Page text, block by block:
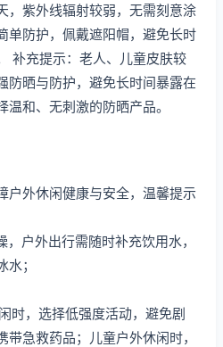
，紫外线辐射较弱，无需刻意涂
单防护，佩戴遮阳帽，避免长时
补充提示：老人、儿童皮肤较
防晒与防护，避免长时间暴露在
和、无刺激的防晒产品。
户外休闲健康与安全，温馨提示
户外出行需随时补充饮用水，
；
时，选择低强度活动，避免剧
急救药品；儿童户外休闲时，